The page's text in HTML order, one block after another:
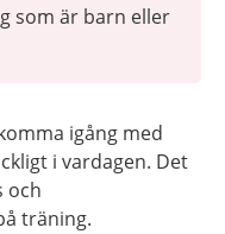
som är barn eller
igång med
i vardagen. Det
och
träning.